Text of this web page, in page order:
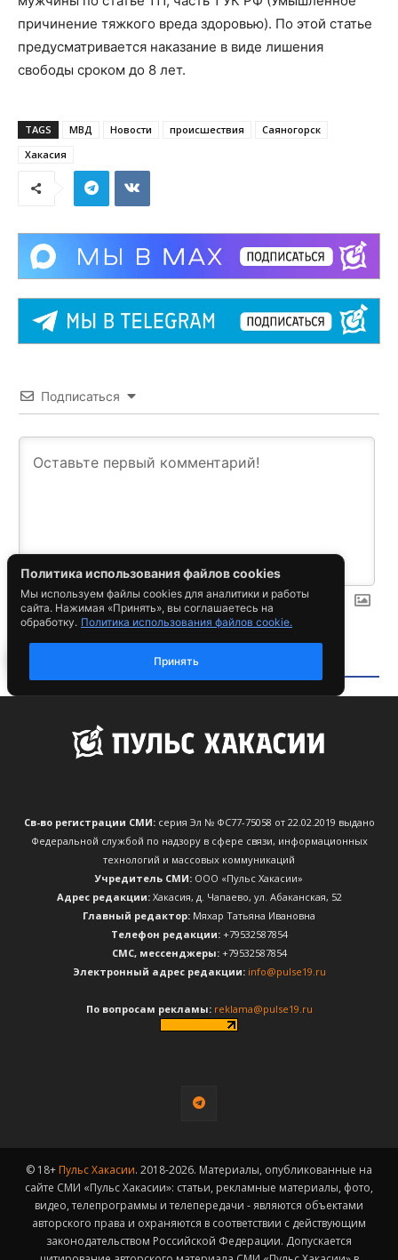
Св-во регистрации СМИ:серия Эл № ФС77-75058 от 22.02.2019 выдано
Федеральной службой по надзору в сфере связи, информационных
технологий и массовых коммуникаций
Учредитель СМИ: ООО «Пульс Хакасии»
Адрес редакции:Хакасия, д. Чапаево, ул. Абаканская, 52
Главный редактор: Мяхар Татьяна Ивановна
Телефон редакции:+79532587854
CМС, мессенджеры:+79532587854
Электронный адрес редакции: info@pulse19.ru
По вопросам рекламы: reklama@pulse19.ru
© 18+ Пульс Хакасии. 2018-2026. Материалы, опубликованные на
сайте СМИ «Пульс Хакасии»: статьи, рекламные материалы, фото,
видео, телепрограммы и телепередачи - являются объектами
авторского права и охраняются в соответствии с действующим
законодательством Российской Федерации. Допускается